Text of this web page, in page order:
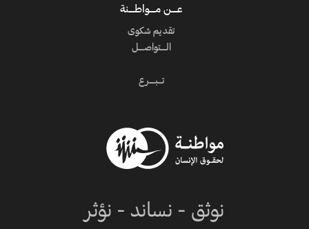
نوثق - نساند - نؤثر
عــــن مــــواطــــنة
تقديم شكوى
الــــتواصــــل
تـــبــــرع